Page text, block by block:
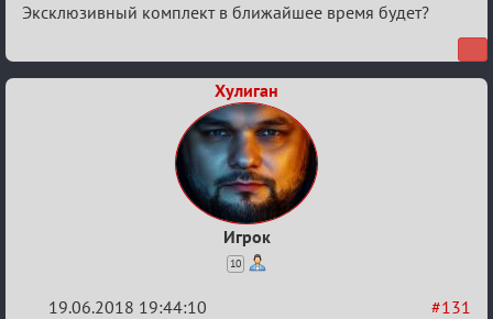
Re:
Эксклюзивный комплект в ближайшее время будет?
Хулиган
Игрок
10
#131
19.06.2018 19:44:10